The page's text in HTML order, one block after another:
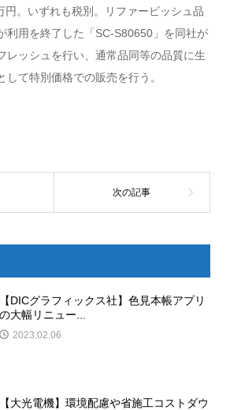
円。いずれも税別。リファービッシュ品
利用を終了した「SC-S80650」を同社が
レッシュを行い、通常品同等の品質に生
して特別価格での販売を行う。
【DICグラフィックス社】色見本帳アプリ
の大幅リニュー...
2023.02.06
【大光電機】環境配慮や省施工コストダウ